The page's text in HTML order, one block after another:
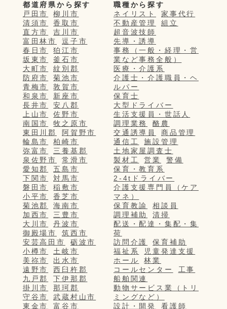
都道府県から探す
戸田市
柳川市
清須市
香取市
直方市
吉川市
富田林市
逗子市
春日市
狛江市
坂東市
釜石市
大町市
紋別郡
防府市
菊池市
青梅市
敦賀市
和泉市
新座市
長井市
安八郡
上山市
佐野市
南国市
牧之原市
東田川郡
阿賀野市
輪島市
柏崎市
弥富市
三養基郡
泉佐野市
常滑市
愛知郡
五島市
下関市
対馬市
磐田市
稲敷市
小平市
香芝市
菊池郡
海南市
加西市
三豊市
大川市
丹波市
御殿場市
筑西市
安芸高田市
砺波市
小樽市
土岐市
美祢市
出水市
遠野市
西臼杵郡
九戸郡
下伊那郡
掛川市
那珂郡
守谷市
武蔵村山市
東金市
富谷市
職種から探す
ネイリスト
家事代行
不動産管理
組立
超音波技師
先導・誘導
事務（一般・経理・営
業など事務全般）
医療・介護系
介護士・介護職員・ヘ
ルパー
保育士
大型ドライバー
生活支援員・世話人
調理業務
酪農
交通誘導員
商品管理
通信工
施設管理
土地家屋調査士
製材工
営業
警備
保育・教育系
2-4tドライバー
介護支援専門員（ケア
マネ）
保育教諭
相談員
調理補助
清掃
配送・配達・集配・集
荷
訪問介護
保育補助
福祉系
児童発達支援
ホール
林業
コールセンター
工事
船舶関連
動物サービス業（トリ
ミングなど）
設計・開発
看護師